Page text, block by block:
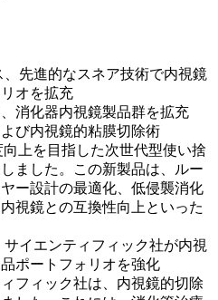
、先進的なスネア技術で内視鏡
オを拡充
消化器内視鏡製品群を拡充
び内視鏡的粘膜切除術
向上を目指した次世代型使い捨
ました。この新製品は、ルー
ー設計の最適化、低侵襲消化
視鏡との互換性向上といった
サイエンティフィック社が内視
ポートフォリオを強化
フィック社は、内視鏡的切除